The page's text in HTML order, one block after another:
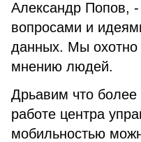
Александр Попов,
вопросами и
данных. Мы охотно
мнению людей.
Дрьавим что более
работе центра
мобильностью